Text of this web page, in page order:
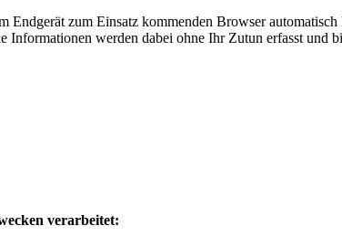
zum Einsatz kommenden Browser
werden dabei ohne Ihr Zutun erfasst und
verarbeitet: